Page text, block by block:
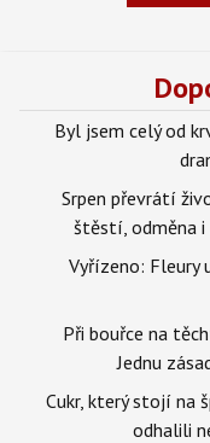
Byl jsem celý od
Srpen převrátí
štěstí, odměna i
Vyřízeno: Fleury
Při bouřce na
Jednu
Cukr, který stojí na
odhalili